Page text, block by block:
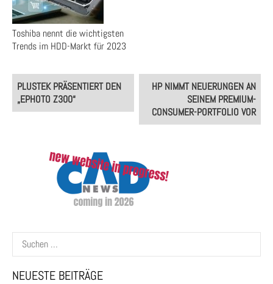
Toshiba nennt die wichtigsten
Trends im HDD-Markt für 2023​
Post
navigation
PLUSTEK PRÄSENTIERT DEN
„EPHOTO Z300“
HP NIMMT NEUERUNGEN AN
SEINEM PREMIUM-
CONSUMER-PORTFOLIO VOR
Suchen
nach:
NEUESTE BEITRÄGE